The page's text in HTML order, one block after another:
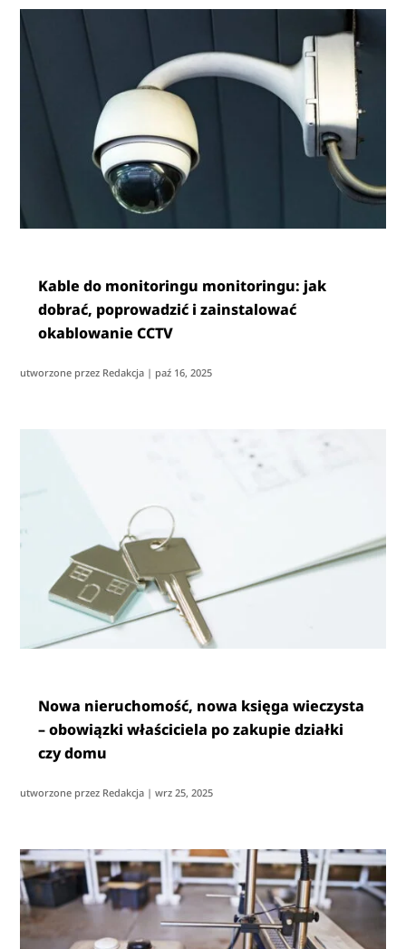
Kable do monitoringu monitoringu: jak
dobrać, poprowadzić i zainstalować
okablowanie CCTV
utworzone przez Redakcja | paź 16, 2025
Nowa nieruchomość, nowa księga wieczysta
– obowiązki właściciela po zakupie działki
czy domu
utworzone przez Redakcja |wrz 25, 2025